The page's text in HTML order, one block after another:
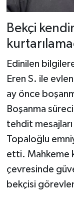
Bekçi
Edinilen
Eren S. ile
ay önce
Boşanma
tehdit
Topaloğlu
etti. Mahkeme
çevresinde
bekçisi